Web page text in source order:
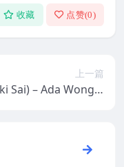
收藏 点赞(0)
上一篇
Sai) – Ada Wong V